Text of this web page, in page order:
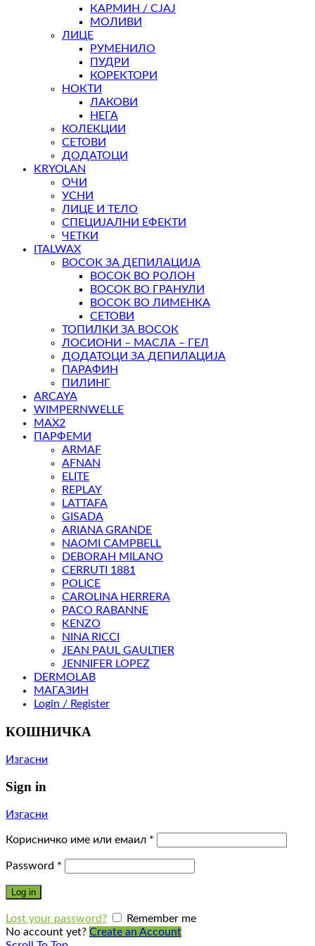
КАРМИН / СЈАЈ
МОЛИВИ
ЛИЦЕ
РУМЕНИЛО
ПУДРИ
КОРЕКТОРИ
НОКТИ
ЛАКОВИ
НЕГА
КОЛЕКЦИИ
СЕТОВИ
ДОДАТОЦИ
KRYOLAN
ОЧИ
УСНИ
ЛИЦЕ И ТЕЛО
СПЕЦИЈАЛНИ ЕФЕКТИ
ЧЕТКИ
ITALWAX
ВОСОК ЗА ДЕПИЛАЦИЈА
ВОСОК ВО РОЛОН
ВОСОК ВО ГРАНУЛИ
ВОСОК ВО ЛИМЕНКА
СЕТОВИ
ТОПИЛКИ ЗА ВОСОК
ЛОСИОНИ – МАСЛА – ГЕЛ
ДОДАТОЦИ ЗА ДЕПИЛАЦИЈА
ПАРАФИН
ПИЛИНГ
ARCAYA
WIMPERNWELLE
MAX2
ПАРФЕМИ
ARMAF
AFNAN
ELITE
REPLAY
LATTAFA
GISADA
ARIANA GRANDE
NAOMI CAMPBELL
DEBORAH MILANO
CERRUTI 1881
POLICE
CAROLINA HERRERA
PACO RABANNE
KENZO
NINA RICCI
JEAN PAUL GAULTIER
JENNIFER LOPEZ
DERMOLAB
МАГАЗИН
Login / Register
КОШНИЧКА
Изгасни
Sign in
Изгасни
Корисничко име или емаил *
Password *
Log in
Lost your password?
Remember me
No account yet? Create an Account